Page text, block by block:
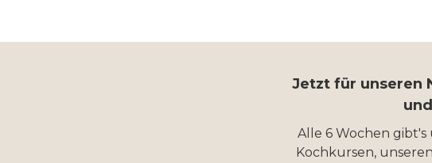
Jetzt für unseren
Alle 6 Wochen
Kochkursen,